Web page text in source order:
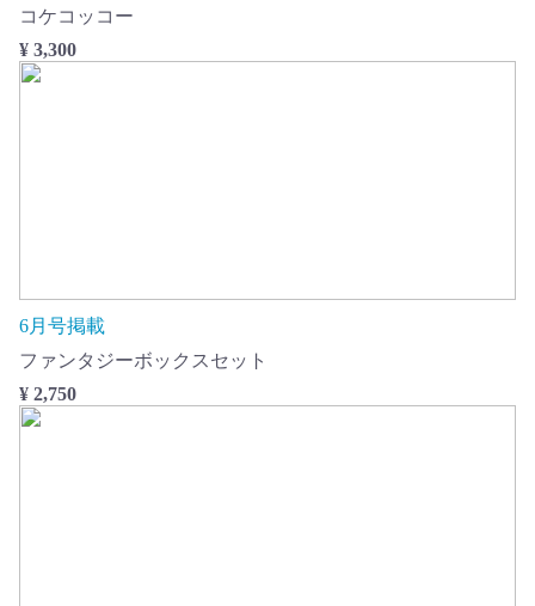
コケコッコー
¥ 3,300
6月号掲載
ファンタジーボックスセット
¥ 2,750